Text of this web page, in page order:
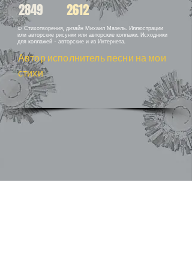
2849 2612
© Стихотворения, дизайн Михаил Мазель. Иллюстрации
или авторские рисунки или авторские коллажи. Исходники
для коллажей - авторские и из Интернета.
Автор исполнитель песни на мои
стихи